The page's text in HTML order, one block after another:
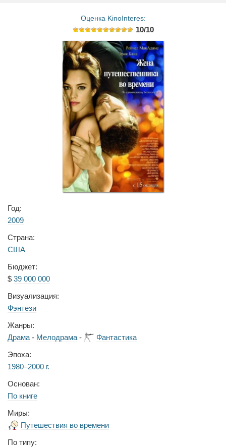
Оценка KinoInteres:
10/10
Год:
2009
Страна:
США
Бюджет:
$ 39 000 000
Визуализация:
Фэнтези
Жанры:
Драма - Мелодрама -
Фантастика
Эпоха:
1980–2000 г.
Основан:
По книге
Миры:
Путешествия во времени
По типу: